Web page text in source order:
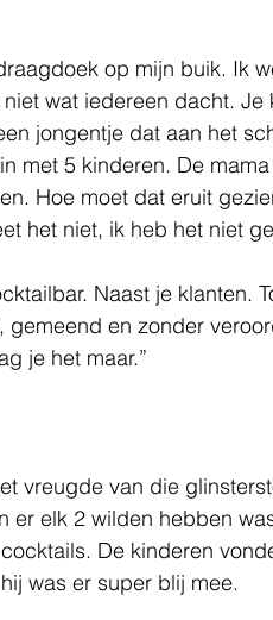
op mijn buik. Ik
wat iedereen dacht. Je
jongentje dat aan het
met 5 kinderen. De
Hoe moet dat eruit
het niet, ik heb het niet
Naast je klanten.
en zonder
je het maar.”
vreugde van die
er elk 2 wilden hebben
De kinderen
was er super blij mee.